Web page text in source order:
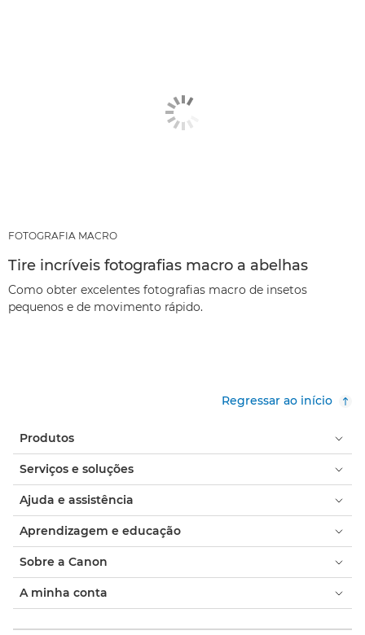
FOTOGRAFIA MACRO
Tire incríveis fotografias macro a abelhas
Como obter excelentes fotografias macro de insetos
pequenos e de movimento rápido.
Regressar ao início
Produtos
Serviços e soluções
Ajuda e assistência
Aprendizagem e educação
Sobre a Canon
A minha conta